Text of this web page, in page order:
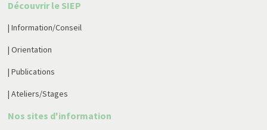
Découvrir le SIEP
| Information/Conseil
| Orientation
| Publications
| Ateliers/Stages
Nos sites d'information